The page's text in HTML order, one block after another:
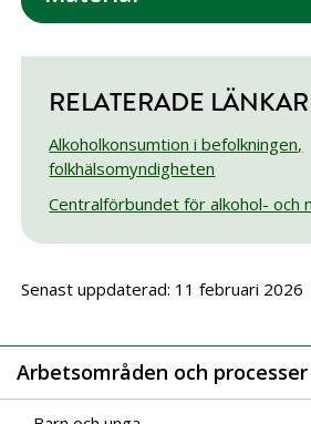
RELATERADE LÄNKAR
Alkoholkonsumtion i befolkningen,
folkhälsomyndigheten
Centralförbundet för alkohol- och
Senast uppdaterad: 11 februari 2026
Arbetsområden och processer